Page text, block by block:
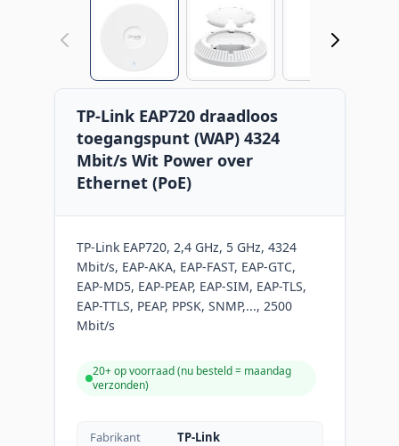
View larger imageView larger image
TP-Link EAP720 draadloos
toegangspunt (WAP) 4324
Mbit/s Wit Power over
Ethernet (PoE)
TP-Link EAP720, 2,4 GHz, 5 GHz, 4324
Mbit/s, EAP-AKA, EAP-FAST, EAP-GTC,
EAP-MD5, EAP-PEAP, EAP-SIM, EAP-TLS,
EAP-TTLS, PEAP, PPSK, SNMP,..., 2500
Mbit/s
20+ op voorraad (nu besteld = maandag
verzonden)
Fabrikant
TP-Link